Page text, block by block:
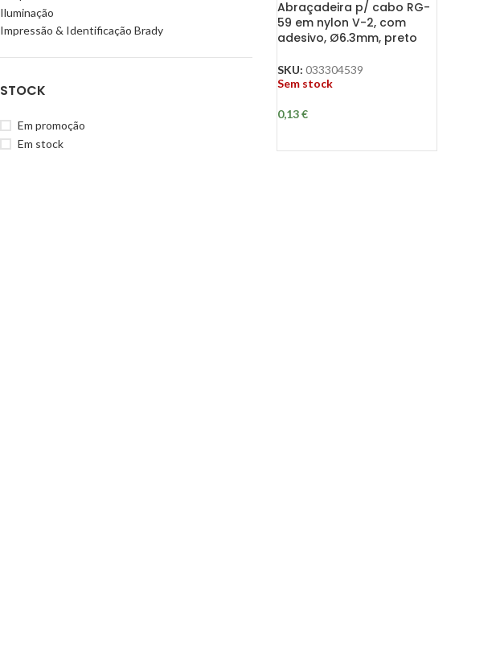
Iluminação
Impressão & Identificação Brady
STOCK
Em promoção
Em stock
Abraçadeira p/ cabo RG-
59 em nylon V-2, com
adesivo, Ø6.3mm, preto
SKU: 033304539
Sem stock
0,13€